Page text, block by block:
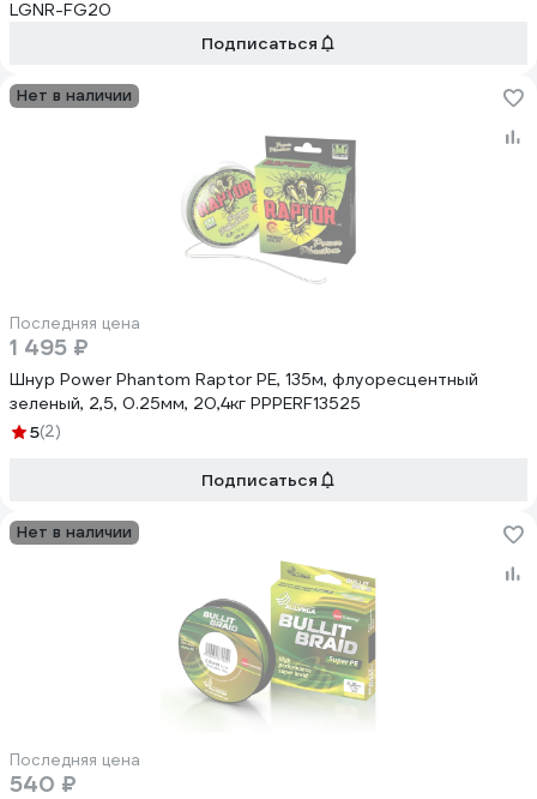
LGNR-FG20
Подписаться
Нет в наличии
Последняя цена
1 495 ₽
Шнур Power Phantom Raptor PE, 135м, флуоресцентный
зеленый, 2,5, 0.25мм, 20,4кг PPPERF13525
5(2)
Подписаться
Нет в наличии
Последняя цена
540 ₽